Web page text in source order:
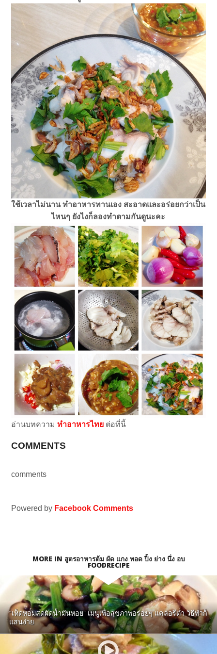
ใช้เวลาไม่นาน ทำอาหารทานเอง สะอาดและอร่อยกว่าเป็น
ไหนๆ ยังไงก็ลองทำตามกันดูนะคะ
อ่านบทความ ทำอาหารไทยต่อที่นี้
COMMENTS
comments
Powered by Facebook Comments
MORE IN สูตรอาหารต้ม ผัด แกง ทอด ปิ้ง ย่าง นึ่ง อบ
FOODRECIPE
“เห็ดหอมสดผัดน้ำมันหอย” เมนูเพื่อสุขภาพอร่อยๆ แคลอรีต่ำ วิธีทำก็
แสนง่าย